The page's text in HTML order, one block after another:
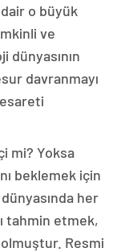
dair o büyük
ve
dünyasının
davranmayı
mi? Yoksa
beklemek için
her
tahmin etmek,
Resmi